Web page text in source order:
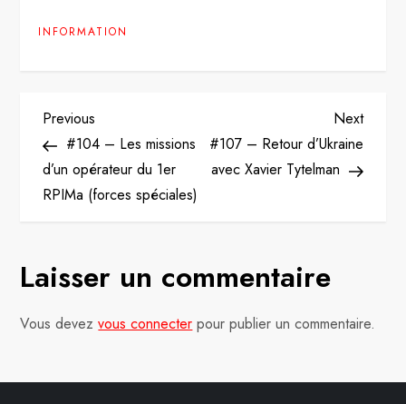
INFORMATION
N
a
v
g
a
i
Previous
Post
Previous
#104 – Les missions
d’un opérateur du 1er
RPIMa (forces spéciales)
Next
Post
Next
#107 – Retour d’Ukraine
avec Xavier Tytelman
Laisser un commentaire
Vous devezvous connecter pour publier un commentaire.